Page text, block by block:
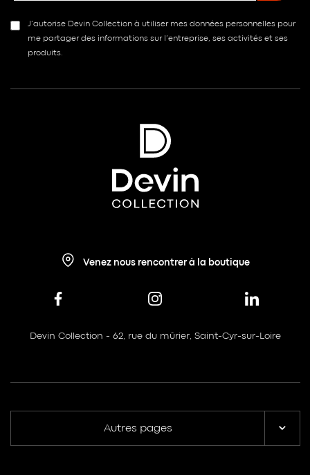
J’autorise Devin Collection à utiliser mes données personnelles pour
me partager des informations sur l’entreprise, ses activités et ses
produits.
Venez nous rencontrer à la boutique
Devin Collection - 62, rue du mûrier, Saint-Cyr-sur-Loire
Autres pages